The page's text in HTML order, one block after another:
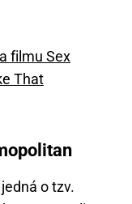
filmu Sex
That
o tzv.